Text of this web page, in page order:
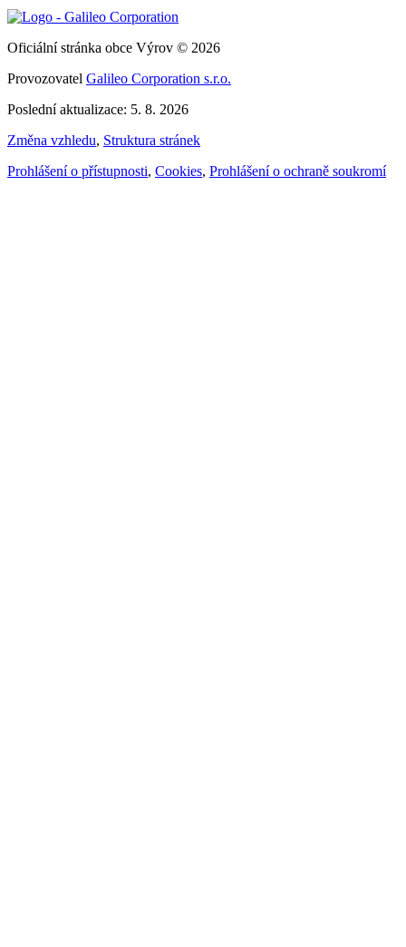
Oficiální stránka obce Výrov © 2026
Provozovatel Galileo Corporation s.r.o.
Poslední aktualizace: 5. 8. 2026
Změna vzhledu, Struktura stránek
Prohlášení o přístupnosti, Cookies, Prohlášení o ochraně soukromí